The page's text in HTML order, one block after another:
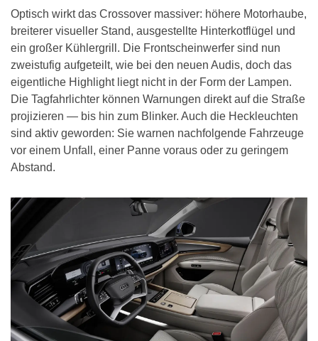
Optisch wirkt das Crossover massiver: höhere Motorhaube,
breiterer visueller Stand, ausgestellte Hinterkotflügel und
ein großer Kühlergrill. Die Front­scheinwerfer sind nun
zweistufig aufgeteilt, wie bei den neuen Audis, doch das
eigentliche Highlight liegt nicht in der Form der Lampen.
Die Tagfahrlichter können Warnungen direkt auf die Straße
projizieren — bis hin zum Blinker. Auch die Heckleuchten
sind aktiv geworden: Sie warnen nachfolgende Fahrzeuge
vor einem Unfall, einer Panne voraus oder zu geringem
Abstand.